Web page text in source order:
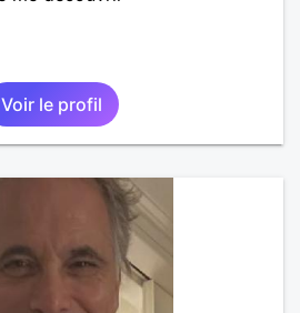
Voir le profil